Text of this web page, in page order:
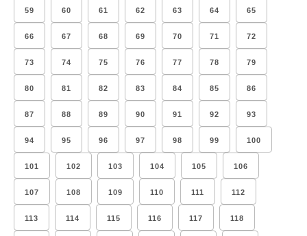
59 60 61 62 63 64 65
66 67 68 69 70 71 72
73 74 75 76 77 78 79
80 81 82 83 84 85 86
87 88 89 90 91 92 93
94 95 96 97 98 99 100
101 102 103 104 105 106
107 108 109 110 111 112
113 114 115 116 117 118